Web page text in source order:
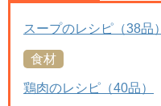
スープのレシピ（38品）
食材
鶏肉のレシピ（40品）